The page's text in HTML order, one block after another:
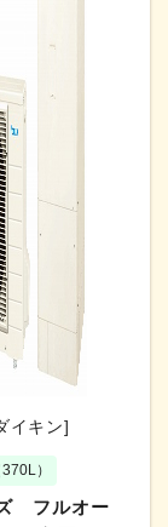
イキン]
）
フルオー